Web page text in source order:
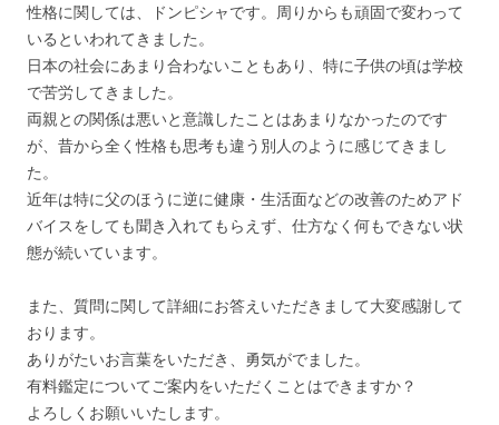
性格に関しては、ドンピシャです。周りからも頑固で変わって
いるといわれてきました。
日本の社会にあまり合わないこともあり、特に子供の頃は学校
で苦労してきました。
両親との関係は悪いと意識したことはあまりなかったのです
が、昔から全く性格も思考も違う別人のように感じてきまし
た。
近年は特に父のほうに逆に健康・生活面などの改善のためアド
バイスをしても聞き入れてもらえず、仕方なく何もできない状
態が続いています。
また、質問に関して詳細にお答えいただきまして大変感謝して
おります。
ありがたいお言葉をいただき、勇気がでました。
有料鑑定についてご案内をいただくことはできますか？
よろしくお願いいたします。